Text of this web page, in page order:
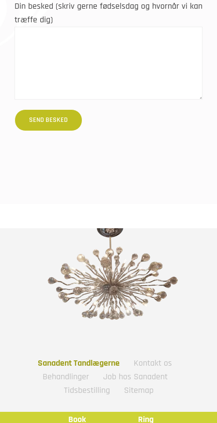
Book Ring
Din besked (skriv gerne fødselsdag og hvornår vi kan
træffe dig)
Sanadent Tandlægerne
Kontakt os
Behandlinger
Job hos Sanadent
Tidsbestilling
Sitemap